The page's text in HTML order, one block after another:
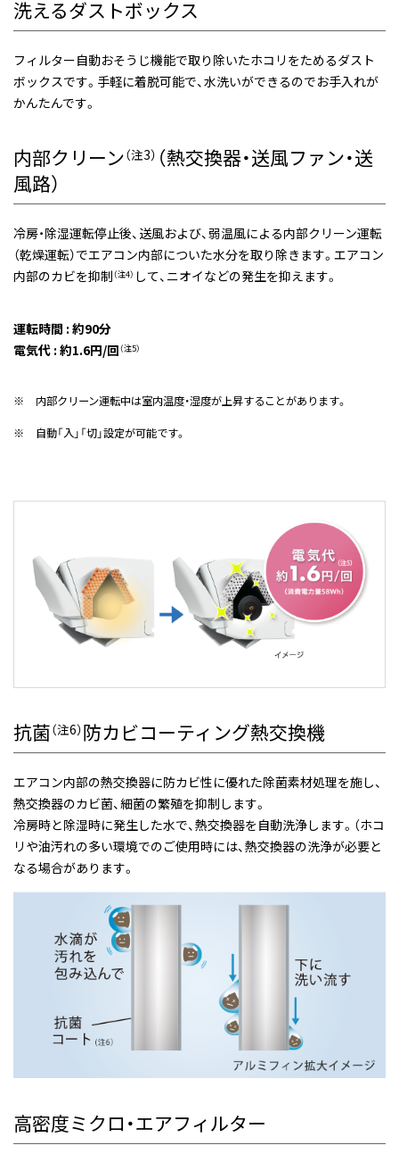
洗えるダストボックス
フィルター自動おそうじ機能で取り除いたホコリをためるダスト
ボックスです。手軽に着脱可能で、水洗いができるのでお手入れが
かんたんです。
内部クリーン（注3） （熱交換器・送風ファン・送
風路）
冷房・除湿運転停止後、送風および、弱温風による内部クリーン運転
（乾燥運転）でエアコン内部についた水分を取り除きます。エアコン
内部のカビを抑制（注4） して、ニオイなどの発生を抑えます。
運転時間 : 約90分
電気代 : 約1.6円/回（注5）
※
内部クリーン運転中は室内温度・湿度が上昇することがあります。
※
自動「入」「切」設定が可能です。
抗菌（注6）防カビコーティング熱交換機
エアコン内部の熱交換器に防カビ性に優れた除菌素材処理を施し、
熱交換器のカビ菌、細菌の繁殖を抑制します。
冷房時と除湿時に発生した水で、熱交換器を自動洗浄します。（ホコ
リや油汚れの多い環境でのご使用時には、熱交換器の洗浄が必要と
なる場合があります。
高密度ミクロ・エアフィルター